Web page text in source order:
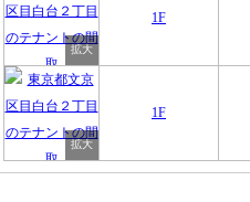
1F
1F